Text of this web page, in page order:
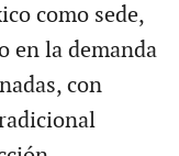
como sede,
en la demanda
con